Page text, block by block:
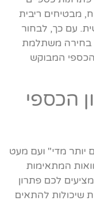
מבטיחים ריבית
עם כך, לבחור
בחירה משתלמת
המבוקש
הכספי
יותר מדי" ועם מעט
המתאימות
לכם פתרון
שיכולות להתאים